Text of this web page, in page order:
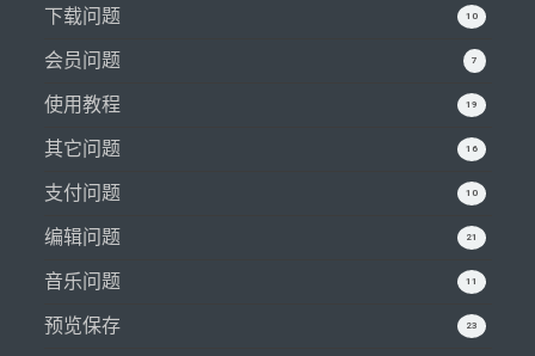
10
下载问题
7
会员问题
19
使用教程
16
其它问题
10
支付问题
21
编辑问题
11
音乐问题
23
预览保存